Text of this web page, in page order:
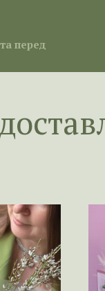
перед